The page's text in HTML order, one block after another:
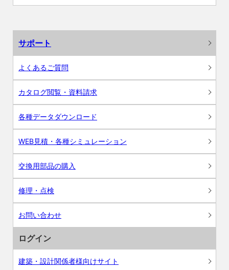
サポート
よくあるご質問
カタログ閲覧・資料請求
各種データダウンロード
WEB見積・各種シミュレーション
交換用部品の購入
修理・点検
お問い合わせ
ログイン
建築・設計関係者様向けサイト